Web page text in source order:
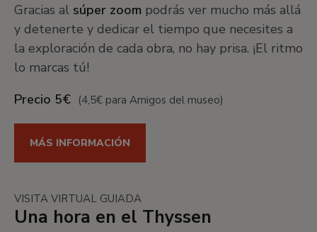
Gracias al súper zoom podrás ver mucho más allá
y detenerte y dedicar el tiempo que necesites a
la exploración de cada obra, no hay prisa. ¡El ritmo
lo marcas tú!
Precio 5€ (4,5€ para Amigos del museo)
MÁS INFORMACIÓN
VISITA VIRTUAL GUIADA
Una hora en el Thyssen